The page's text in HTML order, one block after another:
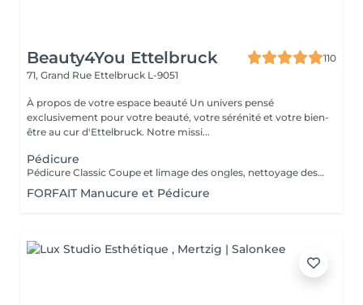
Beauty4You Ettelbruck
110
71, Grand Rue Ettelbruck L-9051
À propos de votre espace beauté Un univers pensé
exclusivement pour votre beauté, votre sérénité et votre bien-
être au cur d'Ettelbruck. Notre missi...
Pédicure
Pédicure Classic Coupe et limage des ongles, nettoyage des cuticules, et hydratation. Le soin essentiel pour des pieds soignés. Pédicure Expert Pédicure Classic + nettoyage approfondi des sillons unguéaux, élimination des peaux mortes et des callosités superficielles. Pour des pieds impeccables et un soin plus minutieux. Pédicure Deluxe Pédicure Expert + bain hydratant, gommage et massage relaxant à la bougie. L'expérience bien-être par excellence.
FORFAIT Manucure et Pédicure